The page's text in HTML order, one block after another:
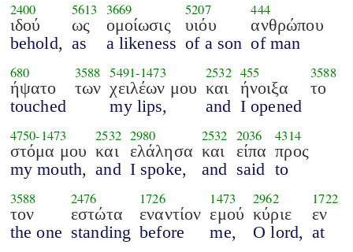
2400
ιδού
behold,
5613
ως
as
3669
ομοίωσις
a likeness
5207
υιόυ
of a son
444
ανθρώπου
of man
680
ήψατο
touched
3588
των
5491-1473
χειλέων μου
my lips,
2532
και
and
455
ήνοιξα
I opened
3588
το
4750-1473
στόμα μου
my mouth,
2532
και
and
2980
ελάλησα
I spoke,
2532
και
and
2036
είπα
said
4314
προς
to
3588
τον
the one
2476
εστώτα
standing
1726
εναντίον
before
1473
εμού
me,
2962
κύριε
O lord,
1722
εν
at